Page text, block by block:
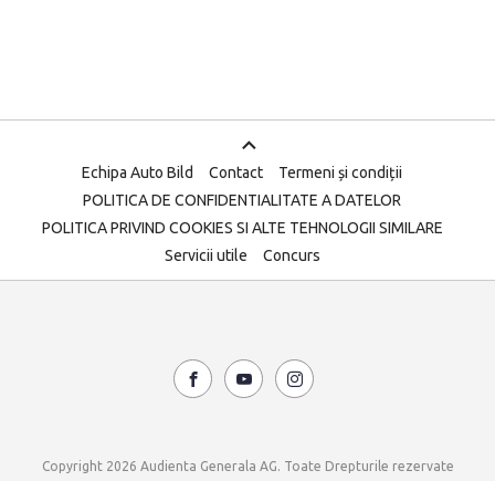
Echipa Auto Bild Contact
Termeni și condiții
POLITICA DE CONFIDENTIALITATE A DATELOR
POLITICA PRIVIND COOKIES SI ALTE TEHNOLOGII SIMILARE
Servicii utile
Concurs
Copyright 2026 Audienta Generala AG. Toate Drepturile rezervate